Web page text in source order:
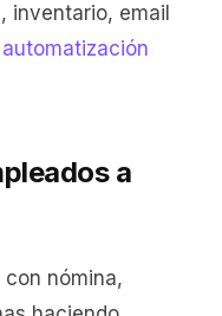
inventario, email
automatización
a
con nómina,